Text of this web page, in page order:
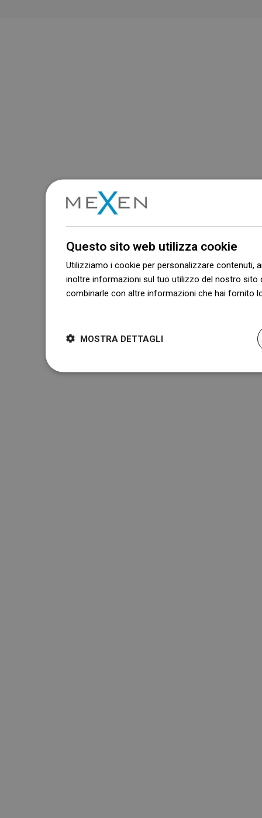
Questo sito web utilizza cookie
Utilizziamo i cookie per personalizzare contenuti,
inoltre informazioni sul tuo utilizzo del nostro sito
combinarle con altre informazioni che hai fornito
MOSTRA DETTAGLI